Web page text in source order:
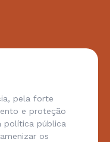
pela forte
e proteção
política pública
os